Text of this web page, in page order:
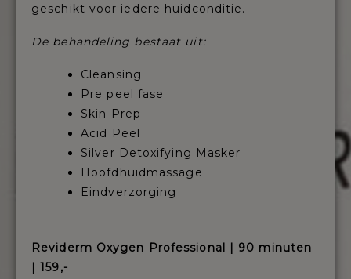
geschikt voor iedere huidconditie.
De behandeling bestaat uit:
Cleansing
Pre peel fase
Skin Prep
Acid Peel
Silver Detoxifying Masker
Hoofdhuidmassage
Eindverzorging
Reviderm Oxygen Professional | 90 minuten
| 159,-